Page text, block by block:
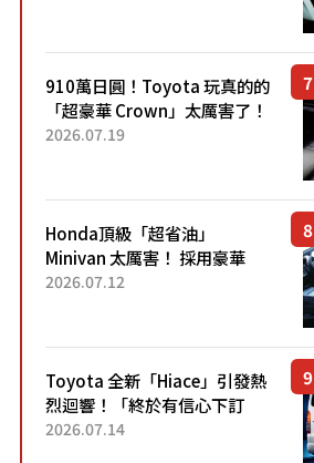
910萬日圓！Toyota 玩真的的
「超豪華 Crown」太厲害了！
採用由「匠人技藝」打造的
2026.07.19
Honda頂級「超省油」
Minivan 太厲害！ 採用豪華
「真皮座椅」與專屬「黑色內
「三...
2026.07.12
Toyota 全新「Hiace」引發熱
烈迴響！「終於有信心下訂
了！」「哪個等級交車最
2026.07.14